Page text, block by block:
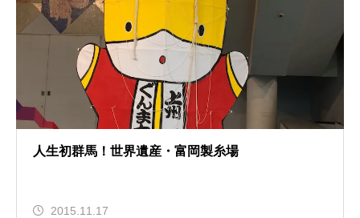
人生初群馬！世界遺産・富岡製糸場
2015.11.17